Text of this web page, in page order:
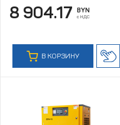
8 904.17 BYN
с НДС
В КОРЗИНУ